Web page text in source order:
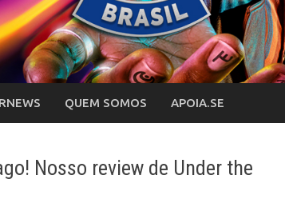
QUEM SOMOS APOIA.SE
Nosso review de Under the